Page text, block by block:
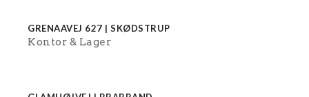
GRENAAVEJ 627 | SKØDSTRUP
Kontor Lager